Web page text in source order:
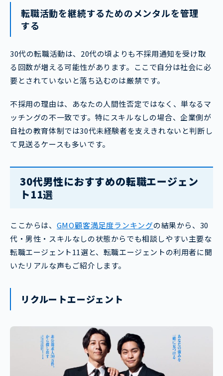
転職活動を継続するためのメンタルを管理
する
30代の転職活動は、20代の頃よりも不採用通知を受け取
る回数が増える可能性があります。ここで自分は社会に必
要とされていないと落ち込むのは厳禁です。
不採用の理由は、あなたの人間性否定ではなく、単なるマ
ッチングの不一致です。特にスキルなしの場合、企業側が
自社の教育体制では30代未経験者を支えきれないと判断し
て見送るケースも多いです。
30代男性におすすめの転職エージェン
ト11選
ここからは、 GMO顧客満足度ランキングの結果から、30
代・男性・スキルなしの状態からでも相談しやすい主要な
転職エージェント11選と、転職エージェントの利用者に聞
いたリアルな声もご紹介します。
リクルートエージェント